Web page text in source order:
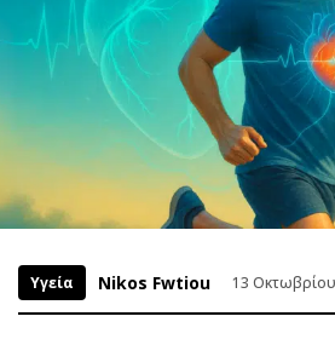
Υγεία Nikos Fwtiou 13